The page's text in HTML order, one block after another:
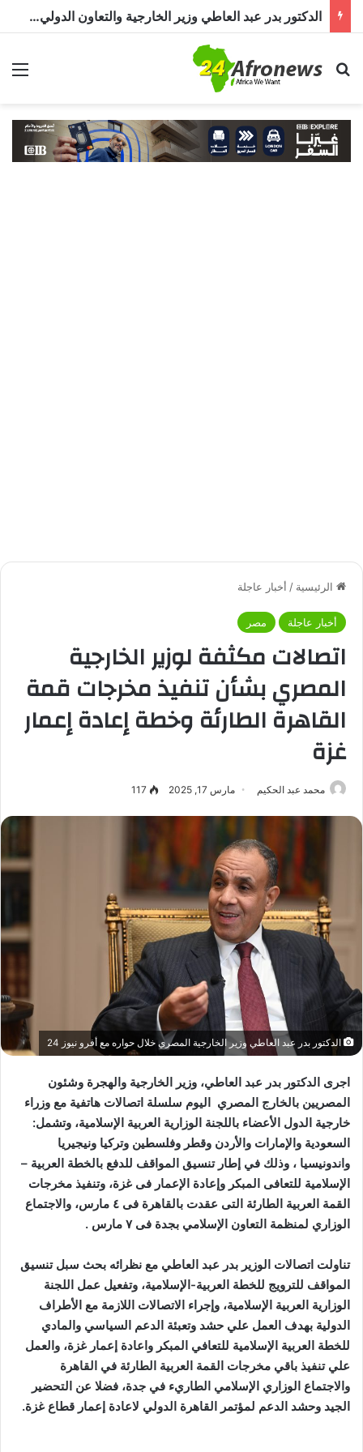
الدكتور بدر عبد العاطي وزير الخارجية والتعاون الدولي المصري في حوار خاص لـ«أفرو نيوز 24»: مصر تولي الأزمة السودانية أولوية خاصة
بحث عن
الرئيسية / أخبار عاجلة
أخبار عاجلة مصر
اتصالات مكثفة لوزير الخارجية
المصري بشأن تنفيذ مخرجات قمة
القاهرة الطارئة وخطة إعادة إعمار
غزة
محمد عبد الحكيم مارس 17, 2025 117
الدكتور بدر عبد العاطي وزير الخارجية المصري خلال حواره مع أفرو نيوز 24
اجرى الدكتور بدر عبد العاطي، وزير الخارجية والهجرة وشئون
المصريين بالخارج المصري اليوم سلسلة اتصالات هاتفية مع وزراء
خارجية الدول الأعضاء باللجنة الوزارية العربية الإسلامية، وتشمل:
السعودية والإمارات والأردن وقطر وفلسطين وتركيا ونيجيريا
واندونيسيا ، وذلك في إطار تنسيق المواقف للدفع بالخطة العربية –
الإسلامية للتعافى المبكر وإعادة الإعمار فى غزة، وتنفيذ مخرجات
القمة العربية الطارئة التى عقدت بالقاهرة فى ٤ مارس، والاجتماع
الوزاري لمنظمة التعاون الإسلامي بجدة فى ٧ مارس .
تناولت اتصالات الوزير بدر عبد العاطي مع نظرائه بحث سبل تنسيق
المواقف للترويج للخطة العربية-الإسلامية، وتفعيل عمل اللجنة
الوزارية العربية الإسلامية، وإجراء الاتصالات اللازمة مع الأطراف
الدولية بهدف العمل علي حشد وتعبئة الدعم السياسي والمادي
للخطة العربية الإسلامية للتعافي المبكر واعادة إعمار غزة، والعمل
علي تنفيذ باقي مخرجات القمة العربية الطارئة في القاهرة
والاجتماع الوزاري الإسلامي الطاريء في جدة، فضلا عن التحضير
الجيد وحشد الدعم لمؤتمر القاهرة الدولي لاعادة إعمار قطاع غزة.